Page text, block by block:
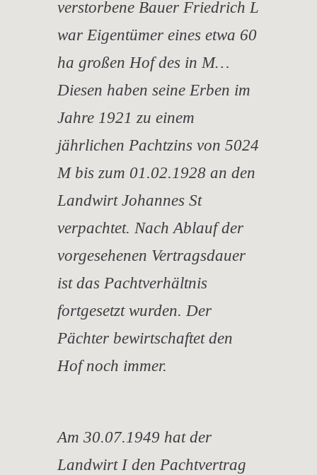
verstorbene Bauer Friedrich L
war Eigentümer eines etwa 60
ha großen Hof des in M…
Diesen haben seine Erben im
Jahre 1921 zu einem
jährlichen Pachtzins von 5024
M bis zum 01.02.1928 an den
Landwirt Johannes St
verpachtet. Nach Ablauf der
vorgesehenen Vertragsdauer
ist das Pachtverhältnis
fortgesetzt wurden. Der
Pächter bewirtschaftet den
Hof noch immer.
Am 30.07.1949 hat der
Landwirt I den Pachtvertrag